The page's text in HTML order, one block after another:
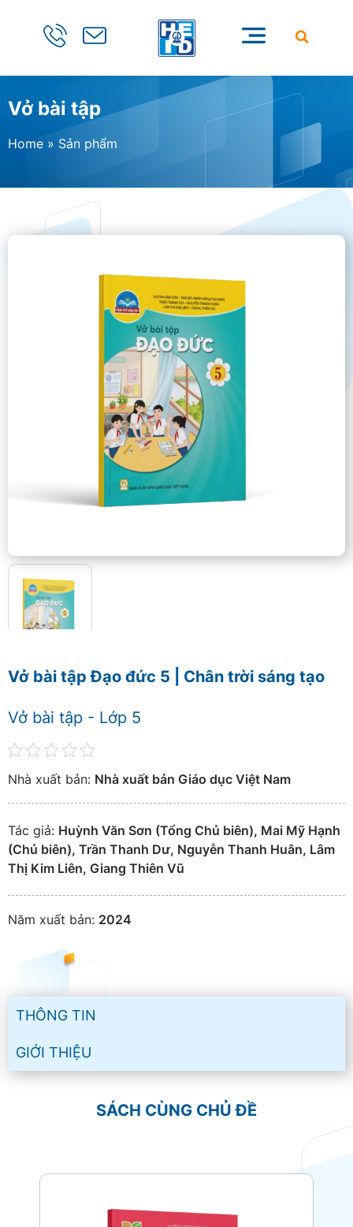
Vở bài tập
Home » Sản phẩm
Vở bài tập Đạo đức 5 | Chân trời sáng tạo
Vở bài tập - Lớp 5
Nhà xuất bản: Nhà xuất bản Giáo dục Việt Nam
Tác giả: Huỳnh Văn Sơn (Tổng Chủ biên), Mai Mỹ Hạnh
(Chủ biên), Trần Thanh Dư, Nguyễn Thanh Huân, Lâm
Thị Kim Liên, Giang Thiên Vũ
Năm xuất bản: 2024
THÔNG TIN
GIỚI THIỆU
SÁCH CÙNG CHỦ ĐỀ